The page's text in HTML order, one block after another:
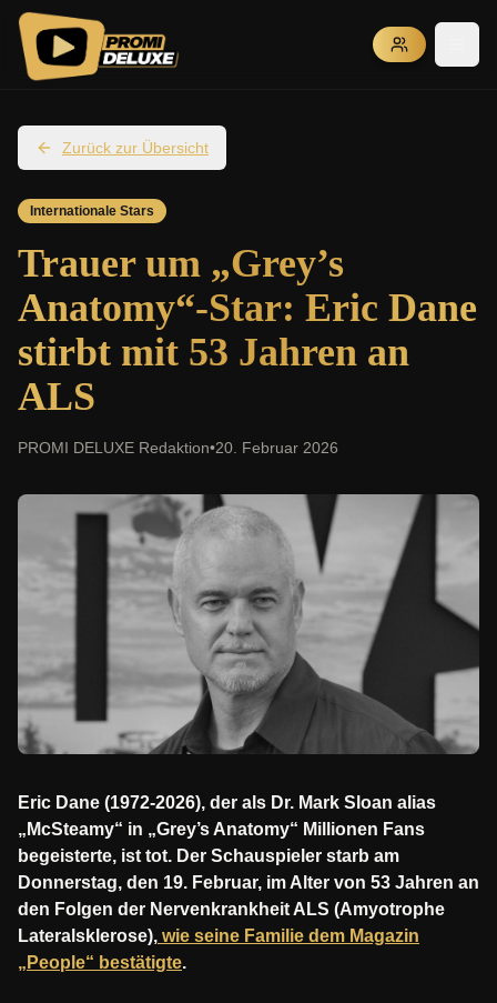
Zurück zur Übersicht
Internationale Stars
Trauer um „Grey’s
Anatomy“-Star: Eric Dane
stirbt mit 53 Jahren an
ALS
PROMI DELUXE Redaktion•20. Februar 2026
Eric Dane (1972-2026), der als Dr. Mark Sloan alias
„McSteamy“ in „Grey’s Anatomy“ Millionen Fans
begeisterte, ist tot. Der Schauspieler starb am
Donnerstag, den 19. Februar, im Alter von 53 Jahren an
den Folgen der Nervenkrankheit ALS (Amyotrophe
Lateralsklerose), wie seine Familie dem Magazin
„People“ bestätigte.